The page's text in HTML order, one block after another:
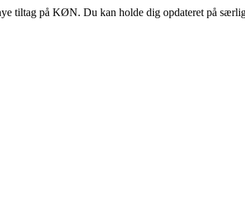
tiltag på KØN. Du kan holde dig opdateret på